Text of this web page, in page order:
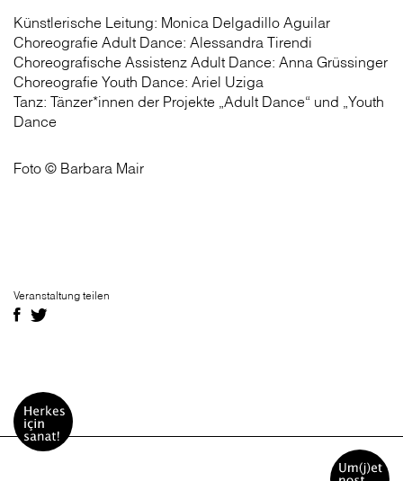
Künstlerische Leitung: Monica Delgadillo Aguilar
Choreografie Adult Dance: Alessandra Tirendi
Choreografische Assistenz Adult Dance: Anna Grüssinger
Choreografie Youth Dance: Ariel Uziga
Tanz: Tänzer*innen der Projekte „Adult Dance“ und „Youth
Dance
Foto © Barbara Mair
Veranstaltung teilen